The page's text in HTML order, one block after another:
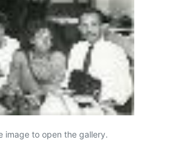
image to open the gallery.